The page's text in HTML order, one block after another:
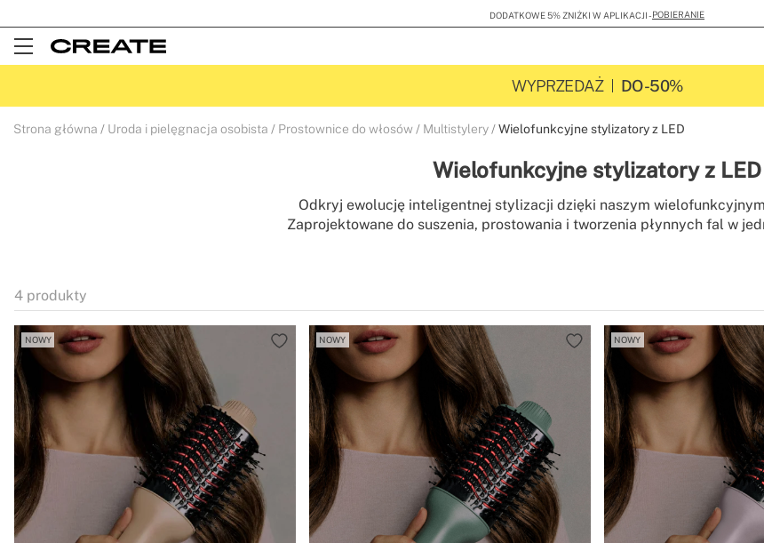
DODATKOWE 5% ZNIŻKI W APLIKACJI -POBIERANIE
Open
WYPRZEDAŻ DO -50%
Strona główna Uroda i pielęgnacja osobista Prostownice do włosów Multistylery Wielofunkcyjne stylizatory z LED
Wielofunkcyjne stylizatory z LED
Odkryj ewolucję inteligentnej stylizacji dzięki naszym
Zaprojektowane do suszenia, prostowania i tworzenia płynnych fal w
przepływu powietrza, urządzenia te łączą zaawansowaną technologię
4 produkty
NOWY NOWY NOWY